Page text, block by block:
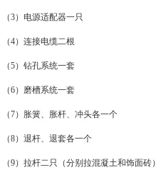
（3）电源适配器一只
（4）连接电缆二根
（5）钻孔系统一套
（6）磨槽系统一套
（7）胀簧、胀杆、冲头各一个
（8）退杆、退套各一个
（9）拉杆二只（分别拉混凝土和饰面砖）